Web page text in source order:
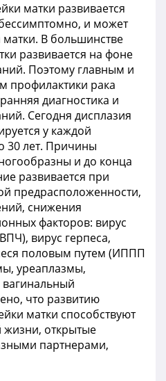
матки развивается
и может
В большинстве
развивается на фоне
Поэтому главным и
профилактики рака
диагностика и
Сегодня дисплазия
у каждой
30 лет. Причины
и до конца
развивается при
предрасположенности,
снижения
факторов: вирус
вирус герпеса,
половым путем (ИППП
уреаплазмы,
что развитию
матки способствуют
жизни, открытые
партнерами,